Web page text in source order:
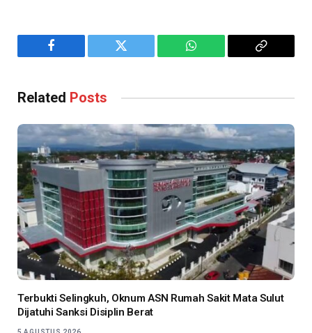
Facebook Twitter WhatsApp
Copy
Related Posts
Terbukti Selingkuh, Oknum ASN Rumah Sakit Mata Sulut
Dijatuhi Sanksi Disiplin Berat